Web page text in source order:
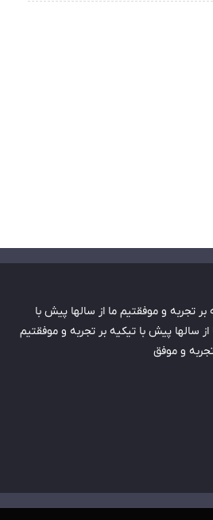
تجربه و موفقتیم ما از سالها پیش با
سالها پیش با تیکیه بر تجربه و موفقتیم
و موفق